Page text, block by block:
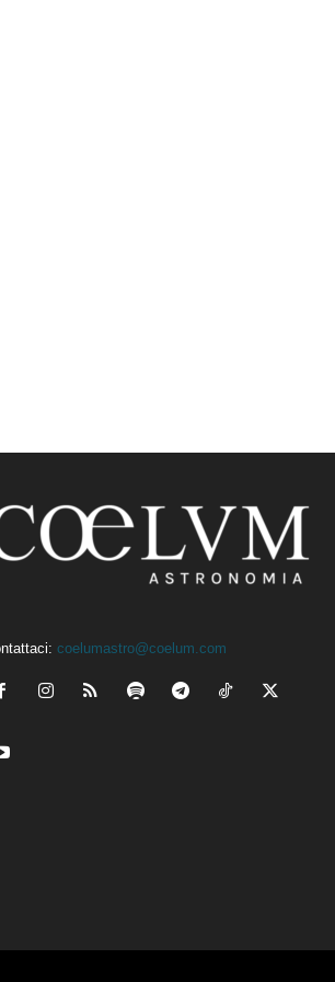
coelumastro@coelum.com